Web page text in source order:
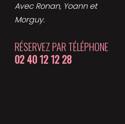
Avec Ronan, Yoann et
Morguy.
RÉSERVEZ PAR TÉLÉPHONE
02 40 12 12 28